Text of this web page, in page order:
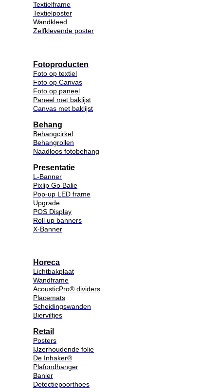
Textielframe
Textielposter
Wandkleed
Zelfklevende poster
Fotoproducten
Foto op textiel
Foto op Canvas
Foto op paneel
Paneel met baklijst
Canvas met baklijst
Behang
Behangcirkel
Behangrollen
Naadloos fotobehang
Presentatie
L-Banner
Pixlip Go Balie
Pop-up LED frame
Upgrade
POS Display
Roll up banners
X-Banner
Horeca
Lichtbakplaat
Wandframe
AcousticPro® dividers
Placemats
Scheidingswanden
Bierviltjes
Retail
Posters
IJzerhoudende folie
De Inhaker®
Plafondhanger
Banier
Detectiepoorthoes